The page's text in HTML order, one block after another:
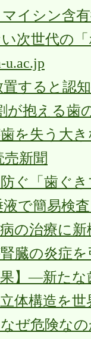
イシン含
次世代の
u.ac.jp
置すると認
が抱える歯
を失う大
売新聞
ぐ「歯ぐ
で簡易検
の治療に
臓の炎症
果】―新た
体構造を世
ぜ危険な